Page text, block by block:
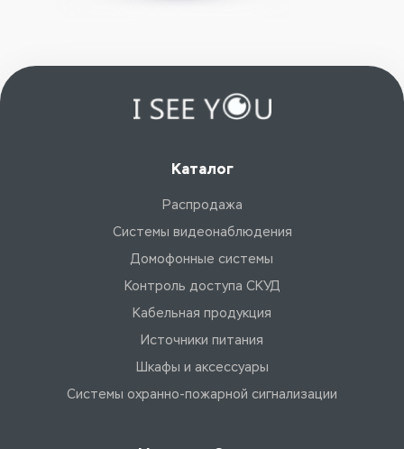
Каталог
Распродажа
Системы видеонаблюдения
Домофонные системы
Контроль доступа СКУД
Кабельная продукция
Источники питания
Шкафы и аксессуары
Системы охранно-пожарной сигнализации